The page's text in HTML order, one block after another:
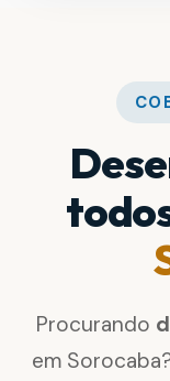
Procurando
em